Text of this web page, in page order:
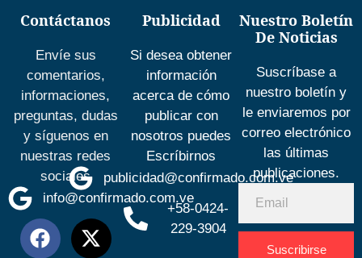
Contáctanos
Envíe sus
comentarios,
informaciones,
preguntas, dudas
y síguenos en
nuestras redes
sociales
info@confirmado.com.ve
Publicidad
Si desea obtener
información
acerca de cómo
publicar con
nosotros puedes
Escríbirnos
publicidad@confirmado.com.ve
+58-0424-
229-3904
Nuestro Boletín
De Noticias
Suscríbase a
nuestro boletín y
le enviaremos por
correo electrónico
las últimas
publicaciones.
Suscribirse